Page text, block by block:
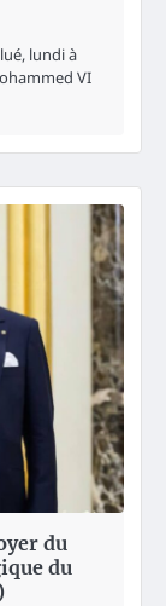
lundi à
VI
du
du